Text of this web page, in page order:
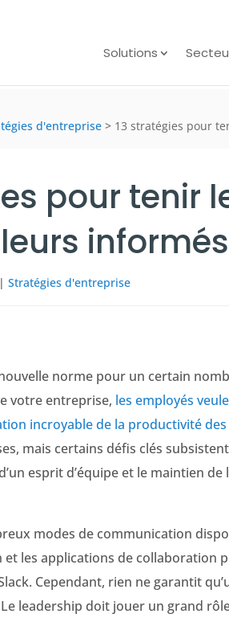
Solutions
d'entreprise > 13 stratégies pour
pour tenir
informés
| Stratégies d'entreprise
norme pour un certain
votre entreprise, les employés
incroyable de la productivité
mais certains défis clés
esprit d’équipe et le maintien
modes de communication
les applications de collaboration
Cependant, rien ne garantit
leadership doit jouer un grand